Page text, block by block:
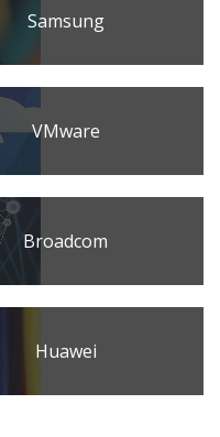
Samsung
VMware
Broadcom
Huawei